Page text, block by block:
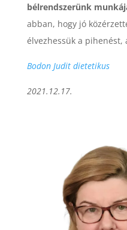
bélrendszerünk
abban, hogy jó
élvezhessük a pihenést,
Bodon Judit dietetikus
2021.12.17.